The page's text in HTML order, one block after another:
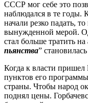
СССР мог себе это
наблюдался в те годы.
начали резко падать,
вынужденной мерой.
стал больше тратить
пьянства”
Когда к власти
пунктов его
страны. Чтобы народ
поднял цены.